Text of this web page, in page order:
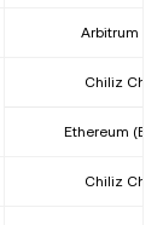
Arbitrum
Chiliz
Ethereum
Chiliz